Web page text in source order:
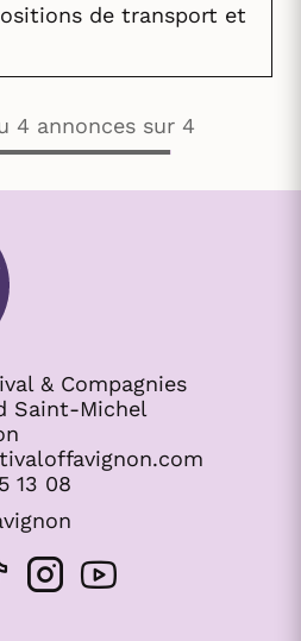
de transport et
4 annonces sur 4
& Compagnies
Saint-Michel
13 08